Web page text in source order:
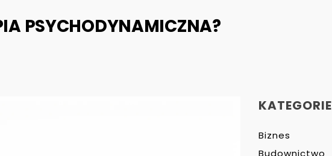
PSYCHODYNAMICZNA?
KATEGORIE
Biznes
Budownictwo